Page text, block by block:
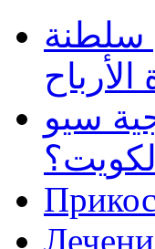
سلطنة
سيو